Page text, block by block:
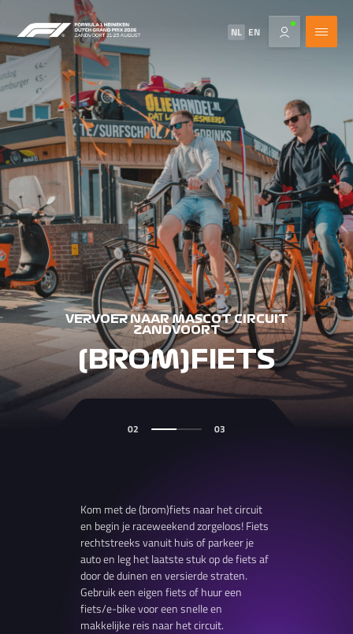
NL EN
VERVOER NAAR MASCOT CIRCUIT
ZANDVOORT
(BROM)FIETS
02 03
Kom met de (brom)fiets naar het circuit
en begin je raceweekend zorgeloos! Fiets
rechtstreeks vanuit huis of parkeer je
auto en leg het laatste stuk op de fiets af
door de duinen en versierde straten.
Gebruik een eigen fiets of huur een
fiets/e-bike voor een snelle en
makkelijke reis naar het circuit.